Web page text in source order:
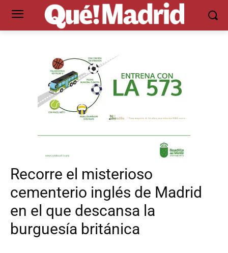
Recorre el misterioso
cementerio inglés de Madrid
en el que descansa la
burguesía británica